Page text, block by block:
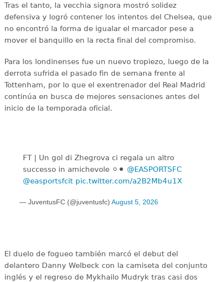
Tras el tanto, la vecchia signora mostró solidez
defensiva y logró contener los intentos del Chelsea, que
no encontró la forma de igualar el marcador pese a
mover el banquillo en la recta final del compromiso.
Para los londinenses fue un nuevo tropiezo, luego de la
derrota sufrida el pasado fin de semana frente al
Tottenham, por lo que el exentrenador del Real Madrid
continúa en busca de mejores sensaciones antes del
inicio de la temporada oficial.
FT | Un gol di Zhegrova ci regala un altro
successo in amichevole ⚪️⚫️ @EASPORTSFC
@easportsfcit pic.twitter.com/a2B2Mb4u1X
— JuventusFC (@juventusfc) August 5, 2026
El duelo de fogueo también marcó el debut del
delantero Danny Welbeck con la camiseta del conjunto
inglés y el regreso de Mykhailo Mudryk tras casi dos